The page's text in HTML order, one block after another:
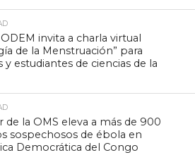
ODEM invita a charla virtual
de la Menstruación” para
y estudiantes de ciencias de la
de la OMS eleva a más de 900
sospechosos de ébola en
Democrática del Congo